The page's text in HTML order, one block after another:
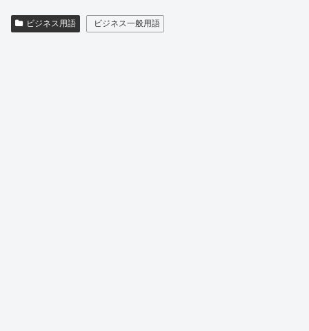
ビジネス用語 ビジネス一般用語